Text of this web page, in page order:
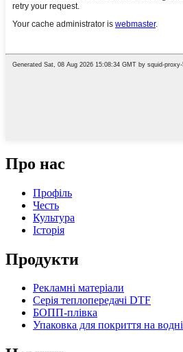
Про нас
Профіль
Честь
Культура
Історія
Продукти
Рекламні матеріали
Серія теплопередачі DTF
БОПП-плівка
Упаковка для покриття на